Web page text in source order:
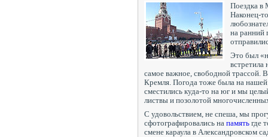
Поездка в
Наконец-
на ранний
Это был
самое важное, свободной трассой.
Кремля. Погода тоже была на
сместились куда-то на юг и мы
листвы и позолотой
С удовольствием, не спеша, мы
сфотографировались на память где
смене караула в Александровском